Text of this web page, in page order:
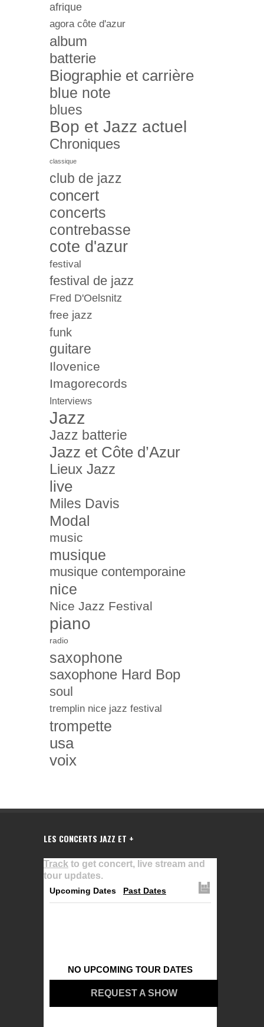
afrique
agora côte d'azur
album
batterie
Biographie et carrière
blue note
blues
Bop et Jazz actuel
Chroniques
classique
club de jazz
concert
concerts
contrebasse
cote d'azur
festival
festival de jazz
Fred D'Oelsnitz
free jazz
funk
guitare
Ilovenice
Imagorecords
Interviews
Jazz
Jazz batterie
Jazz et Côte d’Azur
Lieux Jazz
live
Miles Davis
Modal
music
musique
musique contemporaine
nice
Nice Jazz Festival
piano
radio
saxophone
saxophone Hard Bop
soul
tremplin nice jazz festival
trompette
usa
voix
LES CONCERTS JAZZ ET +
Track to get concert, live stream and
tour updates.
Upcoming Dates Past Dates
NO UPCOMING TOUR DATES
REQUEST A SHOW